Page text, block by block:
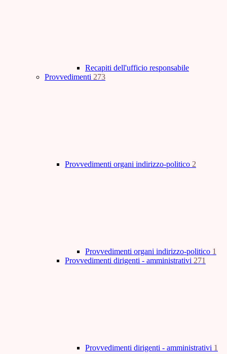
Recapiti dell'ufficio responsabile
Provvedimenti 273
Provvedimenti organi indirizzo-politico 2
Provvedimenti organi indirizzo-politico 1
Provvedimenti dirigenti - amministrativi 271
Provvedimenti dirigenti - amministrativi 1